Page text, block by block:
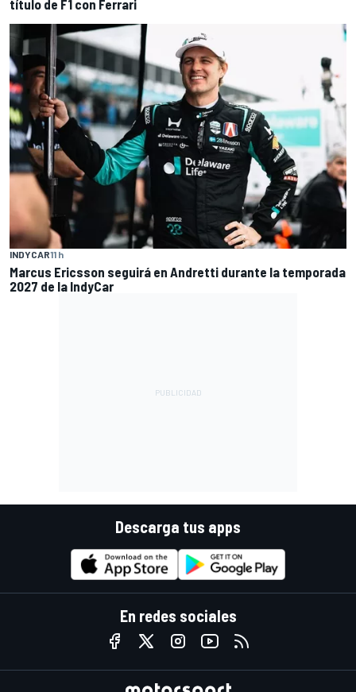
título de F1 con Ferrari
INDYCAR11 h
Marcus Ericsson seguirá en Andretti durante la temporada
2027 de la IndyCar
Descarga tus apps
En redes sociales